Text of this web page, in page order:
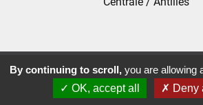
Phylactère © 2013-2026 •
Mentions légales•Conditions
By continuing to scroll, you are allowing
✓ OK, accept all
✗ Deny